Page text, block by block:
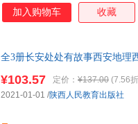
加入购物车 收藏
全3册长安处处有故事西安地理
¥103.57 定价： ¥137.00 (7.56
2021-01-01 /陕西人民教育出版社